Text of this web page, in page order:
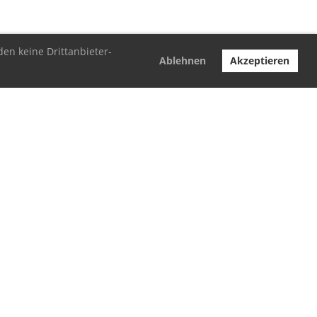
keine Drittanbieter-
Ablehnen Akzeptieren